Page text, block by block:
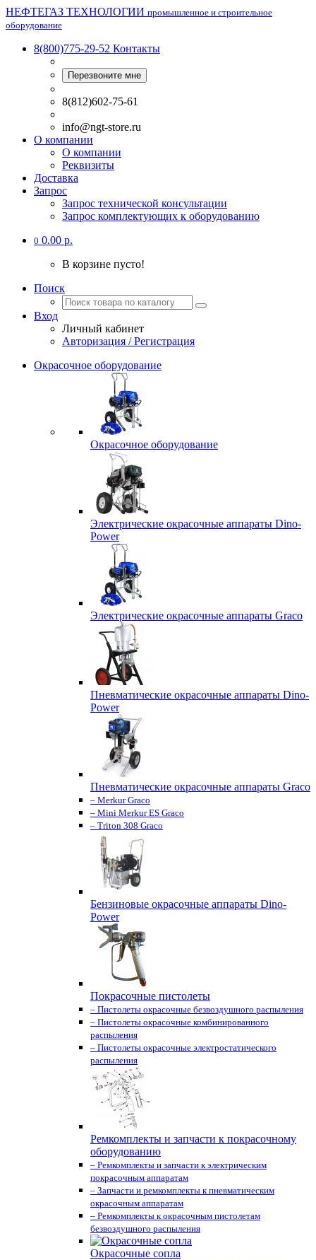
НЕФТЕГАЗ ТЕХНОЛОГИИ промышленное и строительное
оборудование
8(800)775-29-52 Контакты
Перезвоните мне
8(812)602-75-61
info@ngt-store.ru
О компании
О компании
Реквизиты
Доставка
Запрос
Запрос технической консультации
Запрос комплектующих к оборудованию
0 0.00 р.
В корзине пусто!
Поиск
Вход
Личный кабинет
Авторизация / Регистрация
Окрасочное оборудование
Окрасочное оборудование
Электрические окрасочные аппараты Dino-
Power
Электрические окрасочные аппараты Graco
Пневматические окрасочные аппараты Dino-
Power
Пневматические окрасочные аппараты Graco
– Merkur Graco
– Mini Merkur ES Graco
– Triton 308 Graco
Бензиновые окрасочные аппараты Dino-
Power
Покрасочные пистолеты
– Пистолеты окрасочные безвоздушного распыления
– Пистолеты окрасочные комбинированного
распыления
– Пистолеты окрасочные электростатического
распыления
Ремкомплекты и запчасти к покрасочному
оборудованию
– Ремкомплекты и запчасти к электрическим
покрасочным аппаратам
– Запчасти и ремкомплекты к пневматическим
окрасочным аппаратам
– Ремкомплекты к окрасочным пистолетам
безвоздушного распыления
Окрасочные сопла